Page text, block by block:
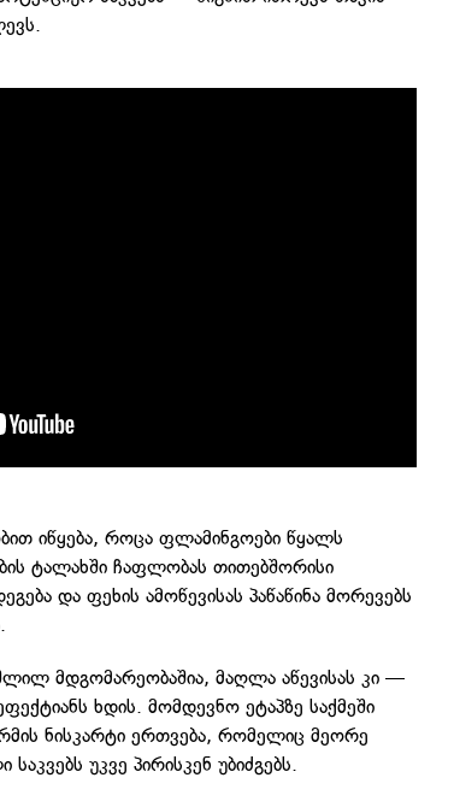
იწყება, როცა ფლამინგოები წყალს
ტალახში ჩაფლობას თითებშორისი
და ფეხის ამოწევისას პაწაწინა მორევებს
მდგომარეობაშია, მაღლა აწევისას კი —
ხდის. მომდევნო ეტაპზე საქმეში
ნისკარტი ერთვება, რომელიც მეორე
უკვე პირისკენ უბიძგებს.